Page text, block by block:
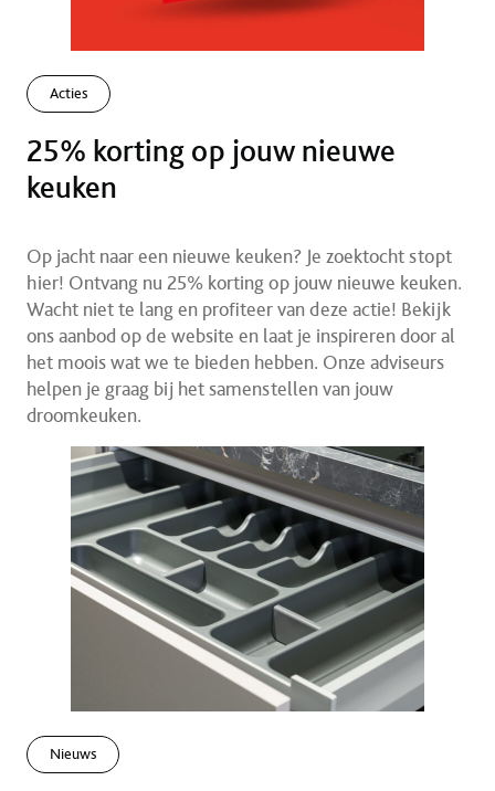
Acties
25% korting op jouw nieuwe
keuken
Op jacht naar een nieuwe keuken? Je zoektocht stopt
hier! Ontvang nu 25% korting op jouw nieuwe keuken.
Wacht niet te lang en profiteer van deze actie! Bekijk
ons aanbod op de website en laat je inspireren door al
het moois wat we te bieden hebben. Onze adviseurs
helpen je graag bij het samenstellen van jouw
droomkeuken.
Nieuws